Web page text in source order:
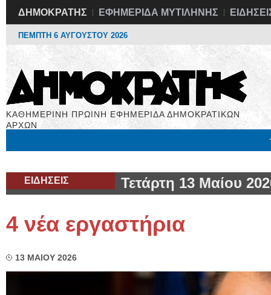
ΔΗΜΟΚΡΑΤΗΣ ΕΦΗΜΕΡΙΔΑ ΜΥΤΙΛΗΝΗΣ
ΠΕΜΠΤΗ 6 ΑΥΓΟΥΣΤΟΥ 2026
ΚΑΘΗΜΕΡΙΝΗ ΠΡΩΙΝΗ ΕΦΗΜΕΡΙΔΑ ΔΗΜΟΚΡΑΤΙΚΩΝ
ΑΡΧΩΝ
ΕΙΔΗΣΕΙΣ Τετάρτη 13 Μαίου
4 νέα εργαστήρια
13 ΜΑΙΟΥ 2026